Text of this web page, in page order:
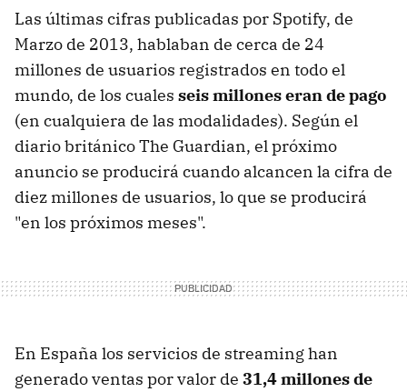
Las últimas cifras publicadas por Spotify, de
Marzo de 2013, hablaban de cerca de 24
millones de usuarios registrados en todo el
mundo, de los cuales seis millones eran de pago
(en cualquiera de las modalidades). Según el
diario británico The Guardian, el próximo
anuncio se producirá cuando alcancen la cifra de
diez millones de usuarios, lo que se producirá
"en los próximos meses".
En España los servicios de streaming han
generado ventas por valor de 31,4 millones de